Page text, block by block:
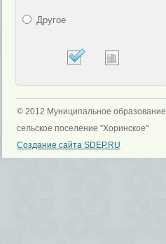
Другое
© 2012 Муниципальное образование
сельское поселение "Хоринское"
Создание сайта SDEP.RU